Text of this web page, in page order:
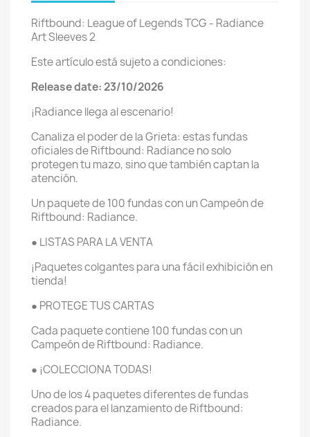
Riftbound: League of Legends TCG - Radiance
Art Sleeves 2
Este artículo está sujeto a condiciones:
Release date: 23/10/2026
¡Radiance llega al escenario!
Canaliza el poder de la Grieta: estas fundas
oficiales de Riftbound: Radiance no solo
protegen tu mazo, sino que también captan la
atención.
Un paquete de 100 fundas con un Campeón de
Riftbound: Radiance.
● LISTAS PARA LA VENTA
¡Paquetes colgantes para una fácil exhibición en
tienda!
● PROTEGE TUS CARTAS
Cada paquete contiene 100 fundas con un
Campeón de Riftbound: Radiance.
● ¡COLECCIONA TODAS!
Uno de los 4 paquetes diferentes de fundas
creados para el lanzamiento de Riftbound:
Radiance.